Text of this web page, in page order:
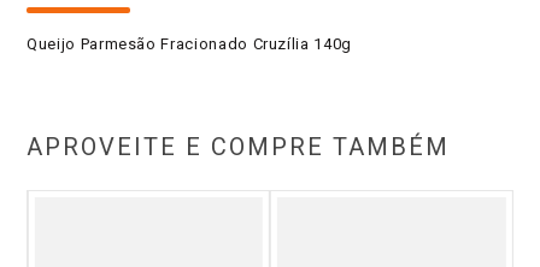
Queijo Parmesão Fracionado Cruzília 140g
APROVEITE E COMPRE TAMBÉM